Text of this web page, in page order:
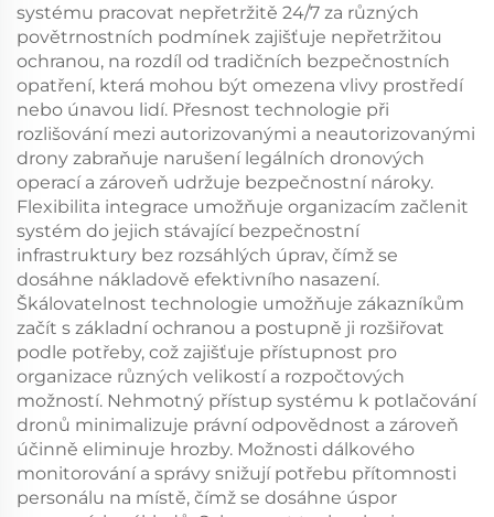
systému pracovat nepřetržitě 24/7 za různých
povětrnostních podmínek zajišťuje nepřetržitou
ochranou, na rozdíl od tradičních bezpečnostních
opatření, která mohou být omezena vlivy prostředí
nebo únavou lidí. Přesnost technologie při
rozlišování mezi autorizovanými a neautorizovanými
drony zabraňuje narušení legálních dronových
operací a zároveň udržuje bezpečnostní nároky.
Flexibilita integrace umožňuje organizacím začlenit
systém do jejich stávající bezpečnostní
infrastruktury bez rozsáhlých úprav, čímž se
dosáhne nákladově efektivního nasazení.
Škálovatelnost technologie umožňuje zákazníkům
začít s základní ochranou a postupně ji rozšiřovat
podle potřeby, což zajišťuje přístupnost pro
organizace různých velikostí a rozpočtových
možností. Nehmotný přístup systému k potlačování
dronů minimalizuje právní odpovědnost a zároveň
účinně eliminuje hrozby. Možnosti dálkového
monitorování a správy snižují potřebu přítomnosti
personálu na místě, čímž se dosáhne úspor